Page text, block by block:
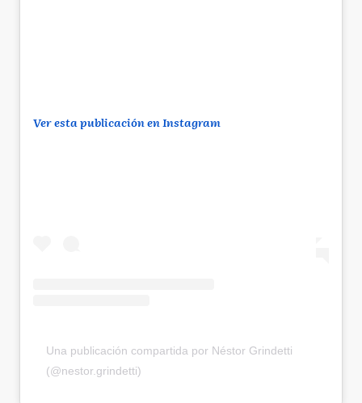
Ver esta publicación en Instagram
Una publicación compartida por Néstor Grindetti
(@nestor.grindetti)